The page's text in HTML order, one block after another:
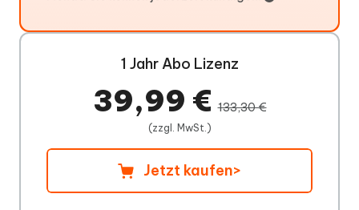
1 Jahr Abo Lizenz
39,99 €133,30 €
(zzgl. MwSt.)
Jetzt kaufen>